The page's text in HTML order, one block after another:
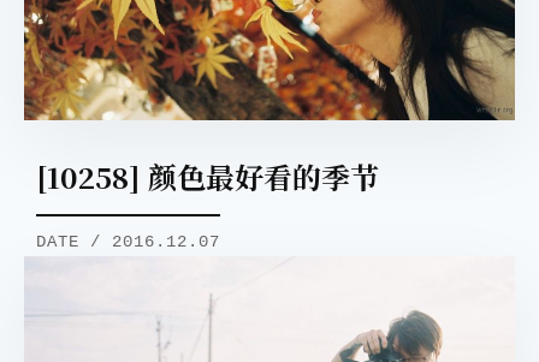
[10258] 颜色最好看的季节
DATE / 2016.12.07